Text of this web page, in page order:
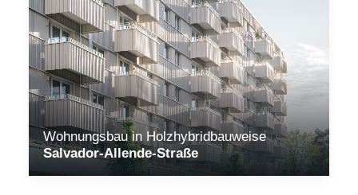
Wohnungsbau in Holzhybridbauweise
Salvador-Allende-Straße